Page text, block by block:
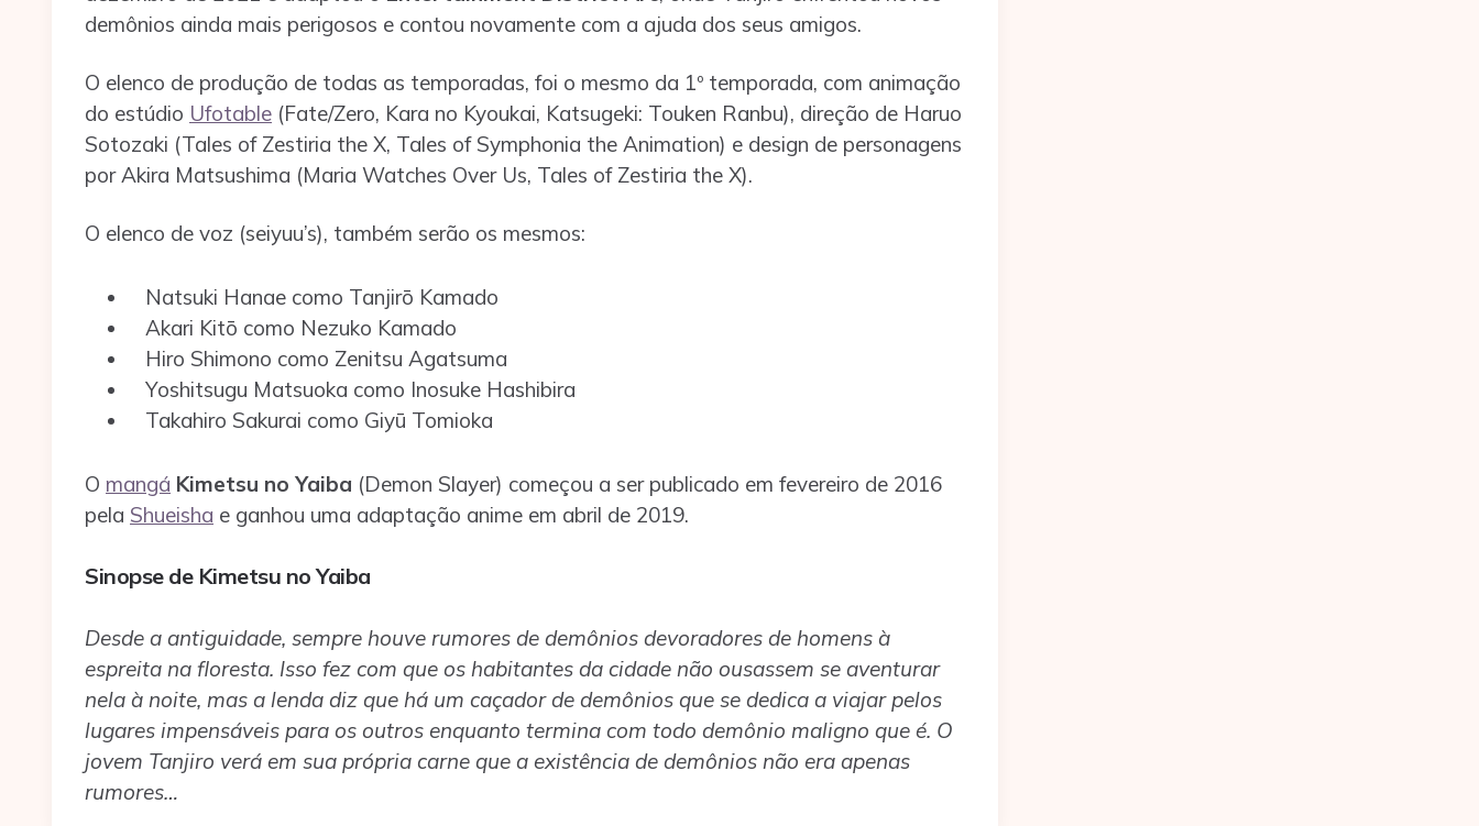
demônios ainda mais perigosos e contou novamente com a ajuda dos seus amigos.
O elenco de produção de todas as temporadas, foi o mesmo da 1º temporada, com animação
do estúdio Ufotable (Fate/Zero, Kara no Kyoukai, Katsugeki: Touken Ranbu), direção de Haruo
Sotozaki (Tales of Zestiria the X, Tales of Symphonia the Animation) e design de personagens
por Akira Matsushima (Maria Watches Over Us, Tales of Zestiria the X).
O elenco de voz (seiyuu’s), também serão os mesmos:
Natsuki Hanae como Tanjirō Kamado
Akari Kitō como Nezuko Kamado
Hiro Shimono como Zenitsu Agatsuma
Yoshitsugu Matsuoka como Inosuke Hashibira
Takahiro Sakurai como Giyū Tomioka
O mangá Kimetsu no Yaiba (Demon Slayer) começou a ser publicado em fevereiro de 2016
pela Shueisha e ganhou uma adaptação anime em abril de 2019.
Sinopse de Kimetsu no Yaiba
Desde a antiguidade, sempre houve rumores de demônios devoradores de homens à
espreita na floresta. Isso fez com que os habitantes da cidade não ousassem se aventurar
nela à noite, mas a lenda diz que há um caçador de demônios que se dedica a viajar pelos
lugares impensáveis para os outros enquanto termina com todo demônio maligno que é. O
jovem Tanjiro verá em sua própria carne que a existência de demônios não era apenas
rumores…